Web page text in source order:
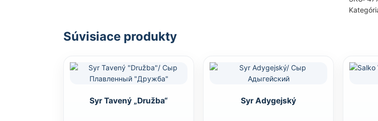
Súvisiace produkty
Syr Tavený „Družba“ Syr Adygejský